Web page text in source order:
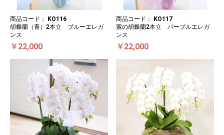
商品コード：
KO116
胡蝶蘭（青）2本立 ブルーエレガ
ンス
￥22,000
商品コード：
KO117
紫の胡蝶蘭2本立 パープルエレガ
ンス
￥22,000